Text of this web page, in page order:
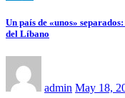
Un país de «unos»
del Líbano
admin May 18,